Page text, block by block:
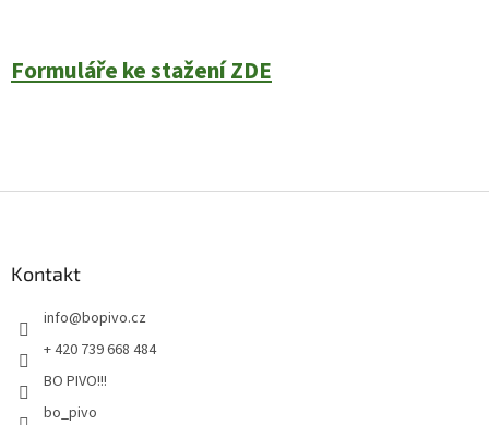
Formuláře ke stažení ZDE
Kontakt
info@bopivo.cz
+ 420 739 668 484
BO PIVO!!!
bo_pivo